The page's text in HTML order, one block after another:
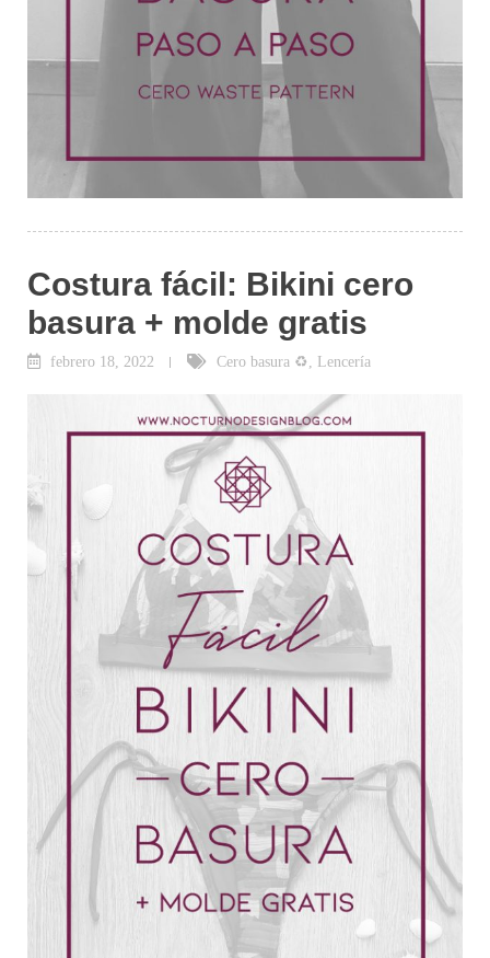
Costura fácil: Bikini cero
basura + molde gratis
febrero 18, 2022 Cero basura ♻ Lencería